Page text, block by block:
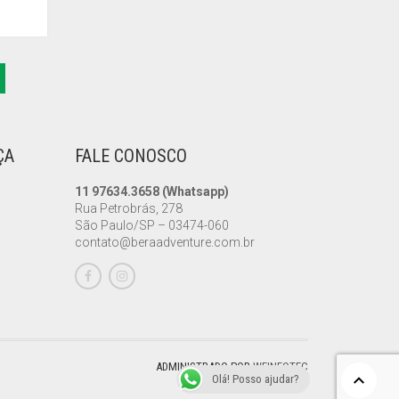
FALE CONOSCO
11 97634.3658 (Whatsapp)
Rua Petrobrás, 278
São Paulo/SP – 03474-060
contato@beraadventure.com.br
ADMINISTRADO POR WFINFOTEC
Olá! Posso ajudar?